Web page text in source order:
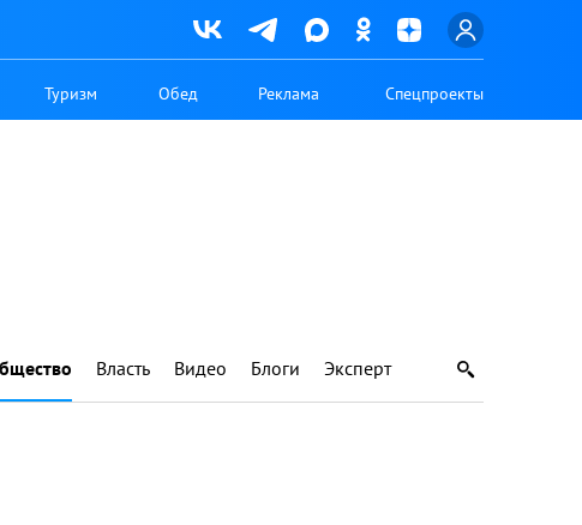
Туризм Обед Реклама Спецпроекты
Власть Видео Блоги Эксперт